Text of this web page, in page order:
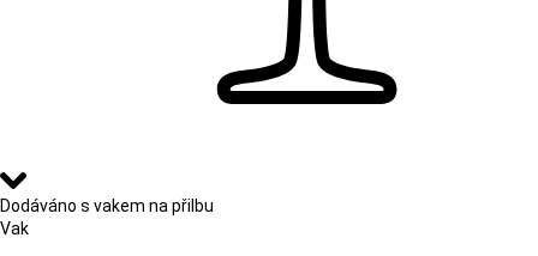
Dodáváno s vakem na přilbu
Vak